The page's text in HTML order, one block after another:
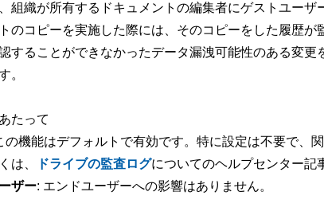
組織が所有するドキュメントの編集者にゲストユー
のコピーを実施した際には、そのコピーをした履歴が
することができなかったデータ漏洩可能性のある変
。
たって
の機能はデフォルトで有効です。特に設定は不要で、
は、
ドライブの監査ログについてのヘルプセンター記
ザー: エンドユーザーへの影響はありません。